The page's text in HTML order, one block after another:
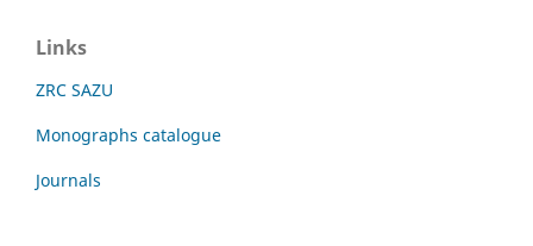
Links
ZRC SAZU
Monographs catalogue
Journals